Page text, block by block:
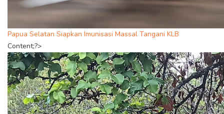
Papua Selatan Siapkan Imunisasi Massal Tangani KLB
Content;?>